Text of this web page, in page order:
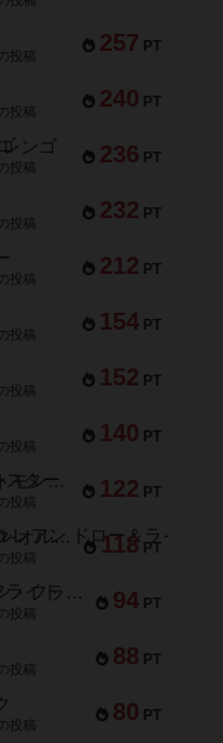
257 PT
投稿
240 PT
投稿
236 PT
ンゴ
投稿
232 PT
投稿
212 PT
投稿
154 PT
投稿
152 PT
投稿
140 PT
投稿
122 PT
ドブル：ポケットモンスター
投稿
118 PT
ジャンヌ・ダルク-オルレアン ドロー＆ライト
投稿
94 PT
ファースト・イン・フライト
投稿
88 PT
投稿
80 PT
投稿